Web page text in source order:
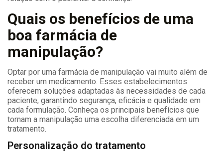
Quais os benefícios de uma
boa farmácia de
manipulação?
Optar por uma farmácia de manipulação vai muito além de
receber um medicamento. Esses estabelecimentos
oferecem soluções adaptadas às necessidades de cada
paciente, garantindo segurança, eficácia e qualidade em
cada formulação. Conheça os principais benefícios que
tornam a manipulação uma escolha diferenciada em um
tratamento.
Personalização do tratamento